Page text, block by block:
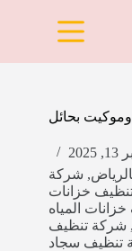
بحائل
2025
, شركة
خزانات
المياه
, شركة تنظيف
تنظيف سجاد